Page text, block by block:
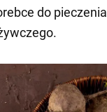
do